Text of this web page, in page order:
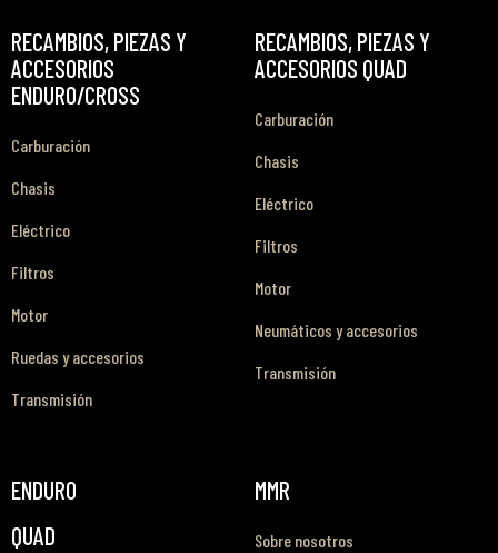
RECAMBIOS, PIEZAS Y
ACCESORIOS
ENDURO/CROSS
Carburación
Chasis
Eléctrico
Filtros
Motor
Ruedas y accesorios
Transmisión
RECAMBIOS, PIEZAS Y
ACCESORIOS QUAD
Carburación
Chasis
Eléctrico
Filtros
Motor
Neumáticos y accesorios
Transmisión
ENDURO
QUAD
MMR
Sobre nosotros